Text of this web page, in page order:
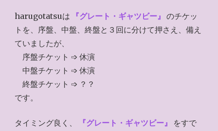
harugotatsuは 『グレート・ギャツビー』
のチケッ
トを、序盤、中盤、終盤と３回に分けて押さえ、備え
ていましたが、
序盤チケット ➩ 休演
中盤チケット ➩ 休演
終盤チケット ➩ ？？
です。
タイミング良く、 『グレート・ギャツビー』
をすで